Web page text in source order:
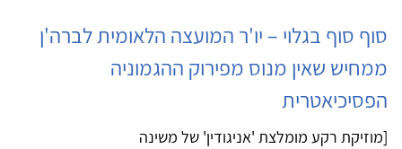
סוף סוף בגלוי – יו'ר המועצה הלאומית לברה'ן
ממחיש שאין מנוס מפירוק ההגמוניה
הפסיכיאטרית
[מוזיקת רקע מומלצת 'אניגודין' של משינה